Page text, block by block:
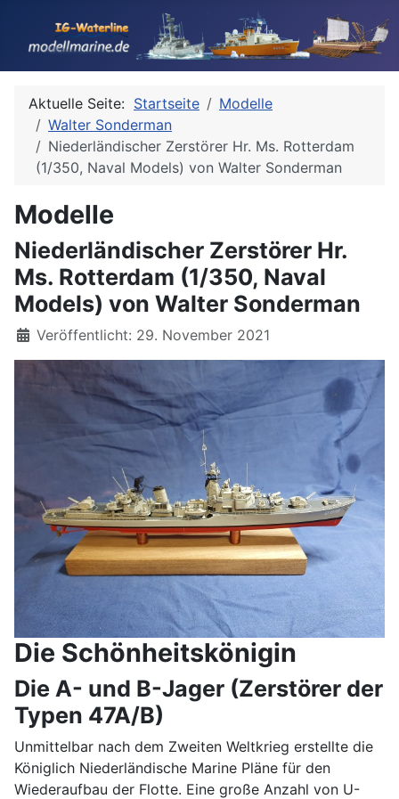
Aktuelle Seite: Startseite
Modelle
Walter Sonderman
Niederländischer Zerstörer Hr. Ms. Rotterdam
(1/350, Naval Models) von Walter Sonderman
Modelle
Niederländischer Zerstörer Hr.
Ms. Rotterdam (1/350, Naval
Models) von Walter Sonderman
Details
Veröffentlicht: 29. November 2021
Die Schönheitskönigin
Die A- und B-Jager (Zerstörer der
Typen 47A/B)
Unmittelbar nach dem Zweiten Weltkrieg erstellte die
Königlich Niederländische Marine Pläne für den
Wiederaufbau der Flotte. Eine große Anzahl von U-